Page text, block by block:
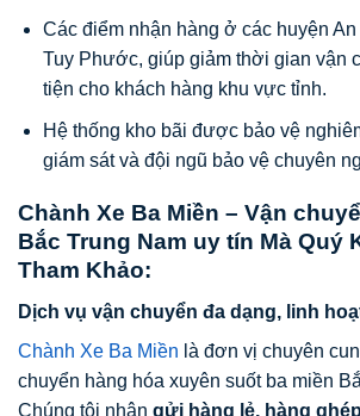
Các điểm nhận hàng ở các huyện
Tuy Phước, giúp giảm thời gian vận
tiện cho khách hàng khu vực tỉnh.
Hệ thống kho bãi được bảo vệ
giám sát và đội ngũ bảo vệ chuyên
Chành Xe Ba Miền – Vận
Bắc Trung Nam uy tín Mà Quý
Tham Khảo:
Dịch vụ vận chuyển đa dạng, linh
Chành Xe Ba Miền là đơn vị chuyên
chuyển hàng hóa xuyên suốt ba miền
Chúng tôi nhận gửi hàng lẻ, hàng